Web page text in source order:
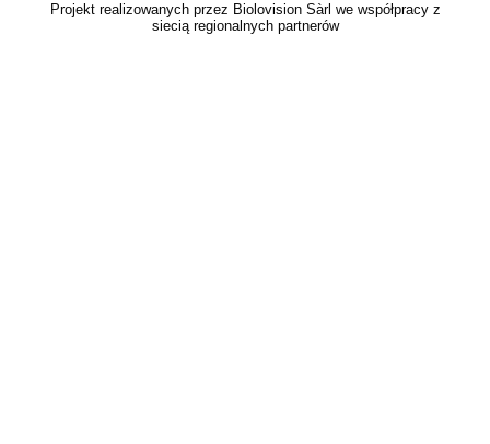
Projekt realizowanych przez Biolovision Sàrl we współpracy z
siecią regionalnych partnerów